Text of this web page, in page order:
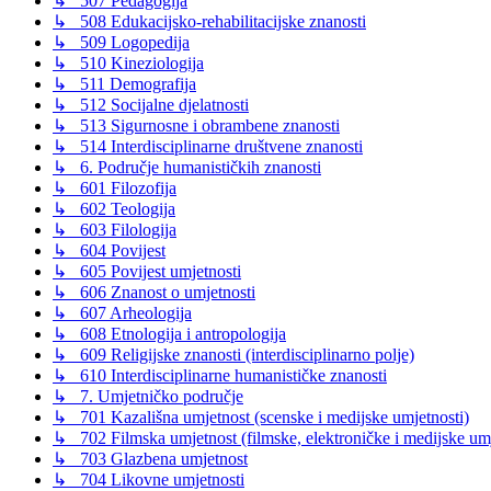
↳ 508 Edukacijsko-rehabilitacijske znanosti
↳ 509 Logopedija
↳ 510 Kineziologija
↳ 511 Demografija
↳ 512 Socijalne djelatnosti
↳ 513 Sigurnosne i obrambene znanosti
↳ 514 Interdisciplinarne društvene znanosti
↳ 6. Područje humanističkih znanosti
↳ 601 Filozofija
↳ 602 Teologija
↳ 603 Filologija
↳ 604 Povijest
↳ 605 Povijest umjetnosti
↳ 606 Znanost o umjetnosti
↳ 607 Arheologija
↳ 608 Etnologija i antropologija
↳ 609 Religijske znanosti (interdisciplinarno polje)
↳ 610 Interdisciplinarne humanističke znanosti
↳ 7. Umjetničko područje
↳ 701 Kazališna umjetnost (scenske i medijske umjetnosti)
↳ 702 Filmska umjetnost (filmske, elektroničke i medijske
↳ 703 Glazbena umjetnost
↳ 704 Likovne umjetnosti